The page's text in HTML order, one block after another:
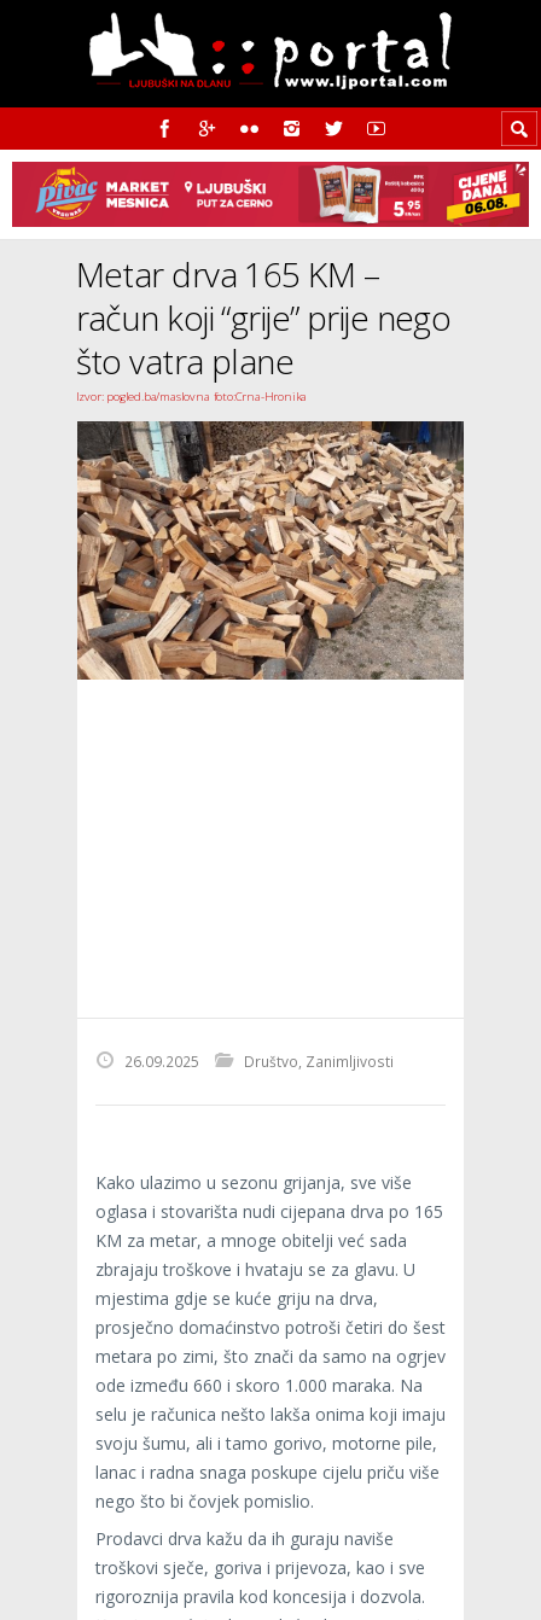
Metar drva 165 KM –
račun koji “grije” prije nego
što vatra plane
Izvor: pogled.ba/maslovna foto:Crna-Hronika
26.09.2025 Društvo Zanimljivosti
Kako ulazimo u sezonu grijanja, sve više
oglasa i stovarišta nudi cijepana drva po 165
KM za metar, a mnoge obitelji već sada
zbrajaju troškove i hvataju se za glavu. U
mjestima gdje se kuće griju na drva,
prosječno domaćinstvo potroši četiri do šest
metara po zimi, što znači da samo na ogrjev
ode između 660 i skoro 1.000 maraka. Na
selu je računica nešto lakša onima koji imaju
svoju šumu, ali i tamo gorivo, motorne pile,
lanac i radna snaga poskupe cijelu priču više
nego što bi čovjek pomislio.
Prodavci drva kažu da ih guraju naviše
troškovi sječe, goriva i prijevoza, kao i sve
rigoroznija pravila kod koncesija i dozvola.